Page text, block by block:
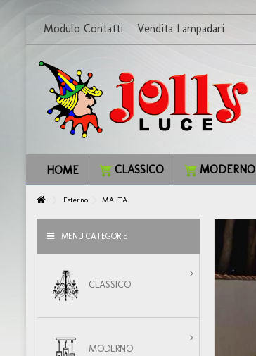
Modulo Contatti Vendita Lampadari
HOME CLASSICO MODERNO
Esterno MALTA
MENU CATEGORIE
CLASSICO
MODERNO